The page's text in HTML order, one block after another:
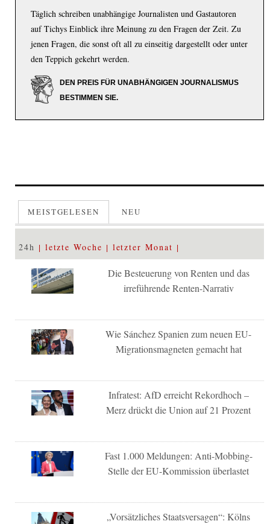
Täglich schreiben unabhängige Journalisten und Gastautoren
auf Tichys Einblick ihre Meinung zu den Fragen der Zeit. Zu
jenen Fragen, die sonst oft all zu einseitig dargestellt oder unter
den Teppich gekehrt werden.
DEN PREIS FÜR UNABHÄNGIGEN JOURNALISMUS
BESTIMMEN SIE.
MEISTGELESEN NEU
24h letzte Woche letzter Monat
Die Besteuerung von Renten und das
irreführende Renten-Narrativ
Wie Sánchez Spanien zum neuen EU-
Migrationsmagneten gemacht hat
Infratest: AfD erreicht Rekordhoch –
Merz drückt die Union auf 21 Prozent
Fast 1.000 Meldungen: Anti-Mobbing-
Stelle der EU-Kommission überlastet
„Vorsätzliches Staatsversagen“: Kölns